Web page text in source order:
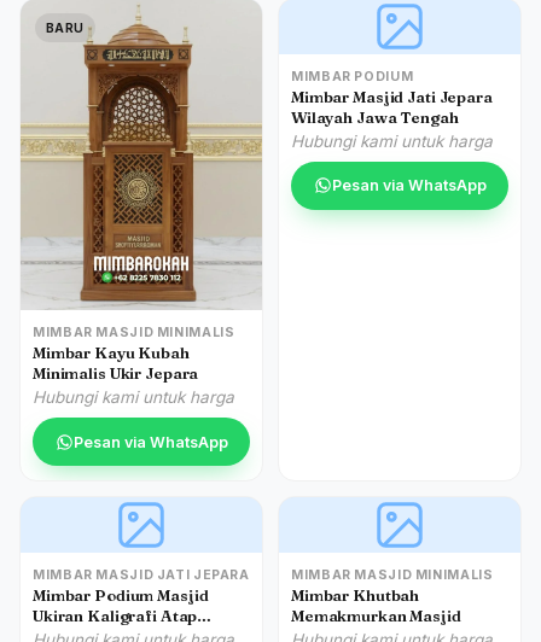
BARU
MIMBAR MASJID MINIMALIS
Mimbar Kayu Kubah
Minimalis Ukir Jepara
Hubungi kami untuk harga
Pesan via WhatsApp
MIMBAR PODIUM
Mimbar Masjid Jati Jepara
Wilayah Jawa Tengah
Hubungi kami untuk harga
Pesan via WhatsApp
MIMBAR MASJID JATI JEPARA
Mimbar Podium Masjid
Ukiran Kaligrafi Atap
Kubah Masjid Agung Gresik
MIMBAR MASJID MINIMALIS
Mimbar Khutbah
Memakmurkan Masjid